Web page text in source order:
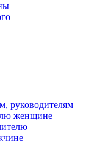
руководителям
женщине